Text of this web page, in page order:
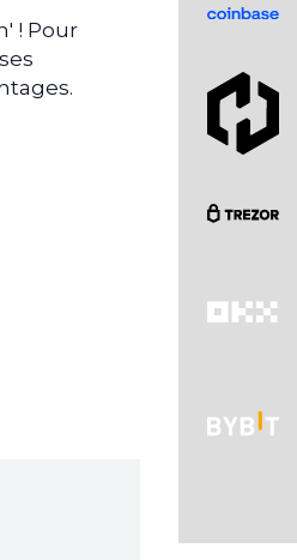
! Pour